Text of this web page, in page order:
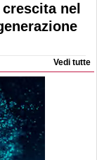
nel
Vedi tutte